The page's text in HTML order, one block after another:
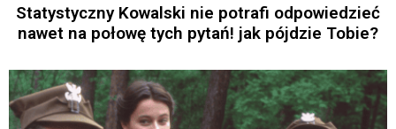
Statystyczny Kowalski nie potrafi odpowiedzieć
nawet na połowę tych pytań! jak pójdzie Tobie?